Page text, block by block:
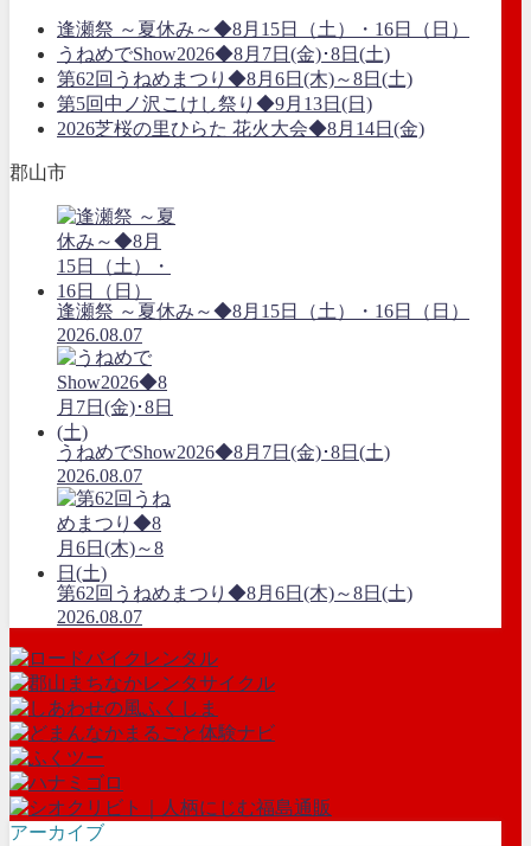
逢瀬祭 ～夏休み～◆8月15日（土）・16日（日）
うねめでShow2026◆8月7日(金)･8日(土)
第62回うねめまつり◆8月6日(木)～8日(土)
第5回中ノ沢こけし祭り◆9月13日(日)
2026芝桜の里ひらた 花火大会◆8月14日(金)
郡山市
逢瀬祭 ～夏休み～◆8月15日（土）・16日（日）
2026.08.07
うねめでShow2026◆8月7日(金)･8日(土)
2026.08.07
第62回うねめまつり◆8月6日(木)～8日(土)
2026.08.07
アーカイブ